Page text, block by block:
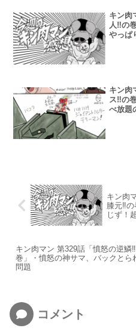
キン肉
人‼︎の
やっぱ
キン肉
ス‼の
べ放題
キン肉
膝元‼︎
じず！
キン肉マン 第329話「憤怒の逆鱗
巻」・憤怒の神サマ、バックとら
問題
コメント